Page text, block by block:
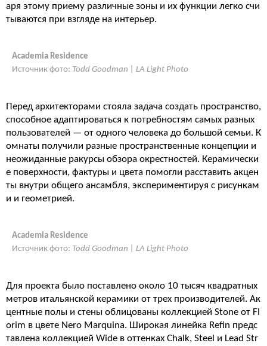
аря этому приему различные зоны и их функции легко счи
тываются при взгляде на интерьер.
Academia Residence
Источник фото: Todd Goodman | LA Light Photo
Перед архитекторами стояла задача создать пространство,
способное адаптироваться к потребностям самых разных
пользователей — от одного человека до большой семьи. К
омнаты получили разные пространственные концепции и
неожиданные ракурсы обзора окрестностей. Керамически
е поверхности, фактуры и цвета помогли расставить акцен
ты внутри общего ансамбля, экспериментируя с рисункам
и и геометрией.
Academia Residence
Источник фото: Todd Goodman | LA Light Photo
Для проекта было поставлено около 10 тысяч квадратных
метров итальянской керамики от трех производителей. Ак
центные полы и стены облицованы коллекцией Stone от Fl
orim в цвете Nero Marquina. Широкая линейка Refin предс
тавлена коллекцией Wide в оттенках Chalk, Steel и Lead Str